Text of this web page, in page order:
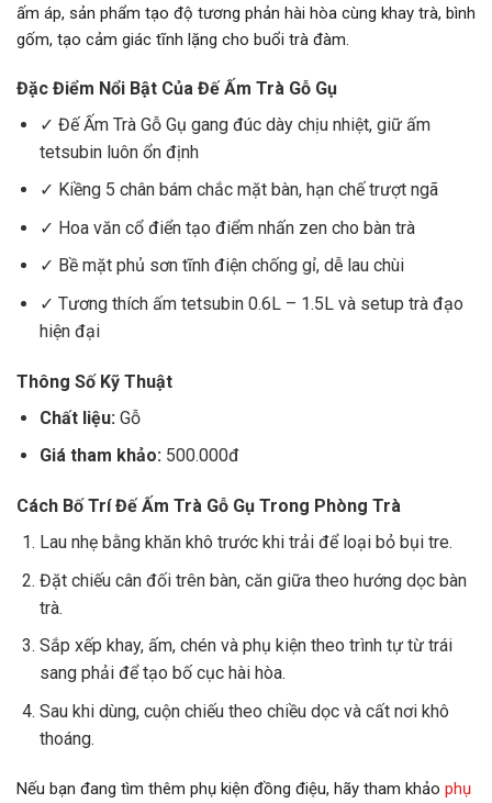
ấm áp, sản phẩm tạo độ tương phản hài hòa cùng khay trà, bình
gốm, tạo cảm giác tĩnh lặng cho buổi trà đàm.
Đặc Điểm Nổi Bật Của Đế Ấm Trà Gỗ Gụ
✓ Đế Ấm Trà Gỗ Gụ gang đúc dày chịu nhiệt, giữ ấm
tetsubin luôn ổn định
✓ Kiềng 5 chân bám chắc mặt bàn, hạn chế trượt ngã
✓ Hoa văn cổ điển tạo điểm nhấn zen cho bàn trà
✓ Bề mặt phủ sơn tĩnh điện chống gỉ, dễ lau chùi
✓ Tương thích ấm tetsubin 0.6L – 1.5L và setup trà đạo
hiện đại
Thông Số Kỹ Thuật
Chất liệu: Gỗ
Giá tham khảo:500.000đ
Cách Bố Trí Đế Ấm Trà Gỗ Gụ Trong Phòng Trà
Lau nhẹ bằng khăn khô trước khi trải để loại bỏ bụi tre.
Đặt chiếu cân đối trên bàn, căn giữa theo hướng dọc bàn
trà.
Sắp xếp khay, ấm, chén và phụ kiện theo trình tự từ trái
sang phải để tạo bố cục hài hòa.
Sau khi dùng, cuộn chiếu theo chiều dọc và cất nơi khô
thoáng.
Nếu bạn đang tìm thêm phụ kiện đồng điệu, hãy tham khảo phụ